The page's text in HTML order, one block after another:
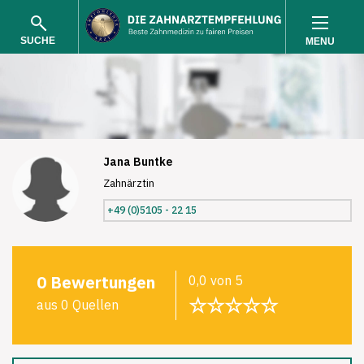
SUCHE
SUCHEN
MENU
Jana Buntke
Zahnärztin
+49 (0)5105 - 22 15
0 Bewertungen
aus 0 Quellen
0,0 von 5
☆☆☆☆☆